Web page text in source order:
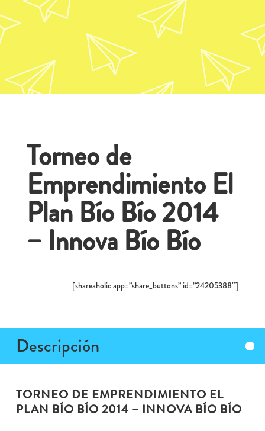
Torneo de
Emprendimiento El
Plan Bío Bío 2014
– Innova Bío Bío
[shareaholic app=”share_buttons” id=”24205388″]
Descripción
TORNEO DE EMPRENDIMIENTO EL
PLAN BÍO BÍO 2014 – INNOVA BÍO BÍO